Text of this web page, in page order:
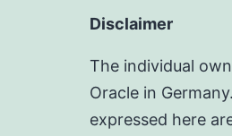
Disclaimer
The individual
Oracle in
expressed here